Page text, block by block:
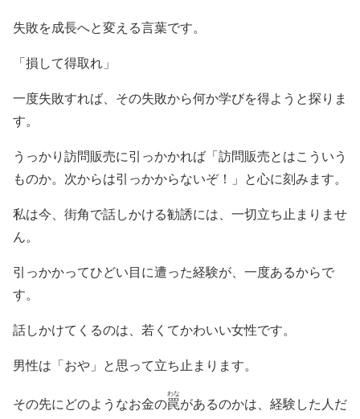
失敗を成長へと変える言葉です。
「損して得取れ」
一度失敗すれば、その失敗から何か学びを得ようと探りま
す。
うっかり訪問販売に引っかかれば「訪問販売とはこういう
ものか。次からは引っかからないぞ！」と心に刻みます。
私は今、街角で話しかける勧誘には、一切立ち止まりませ
ん。
引っかかってひどい目に遭った経験が、一度あるからで
す。
話しかけてくるのは、若くてかわいい女性です。
男性は「おや」と思って立ち止まります。
その先にどのようなお金の罠
わな
があるのかは、経験した人だ